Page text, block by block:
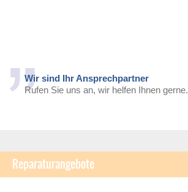
Wir sind Ihr Ansprechpartner
Rufen Sie uns an, wir helfen Ihnen gerne.
Reparaturangebote